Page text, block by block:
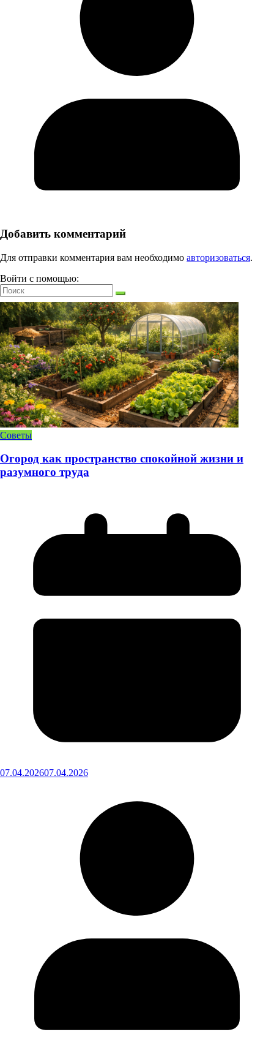
Добавить комментарий
Для отправки комментария вам необходимо авторизоваться.
Войти с помощью:
Советы
Огород как пространство спокойной жизни и
разумного труда
07.04.202607.04.2026